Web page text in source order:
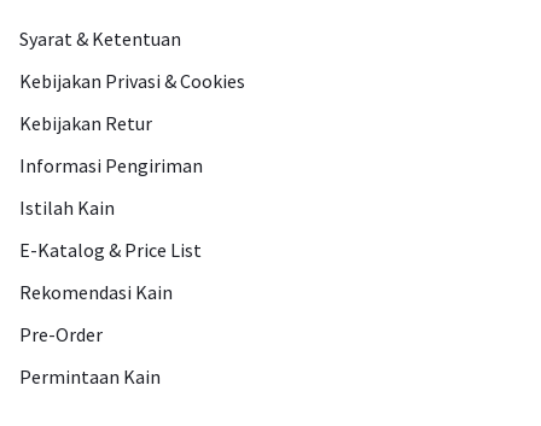
Syarat & Ketentuan
Kebijakan Privasi & Cookies
Kebijakan Retur
Informasi Pengiriman
Istilah Kain
E-Katalog & Price List
Rekomendasi Kain
Pre-Order
Permintaan Kain